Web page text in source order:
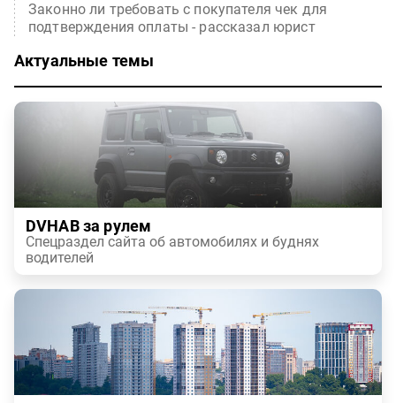
Законно ли требовать с покупателя чек для
подтверждения оплаты - рассказал юрист
Актуальные темы
DVHAB за рулем
Спецраздел сайта об автомобилях и буднях
водителей